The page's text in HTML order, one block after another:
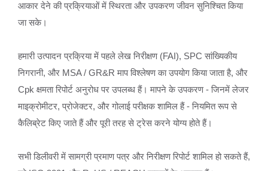
आकार देने की प्रक्रियाओं में स्थिरता और उपकरण जीवन सुनिश्चित किया
जा सके।
हमारी उत्पादन प्रक्रिया में पहले लेख निरीक्षण (FAI), SPC सांख्यिकीय
निगरानी, और MSA / GR&R माप विश्लेषण का उपयोग किया जाता है, और
Cpk क्षमता रिपोर्ट अनुरोध पर उपलब्ध हैं। मापने के उपकरण - जिनमें लेजर
माइक्रोमीटर, प्रोजेक्टर, और गोलाई परीक्षक शामिल हैं - नियमित रूप से
कैलिब्रेट किए जाते हैं और पूरी तरह से ट्रेस करने योग्य होते हैं।
सभी डिलीवरी में सामग्री प्रमाण पत्र और निरीक्षण रिपोर्ट शामिल हो सकते हैं,